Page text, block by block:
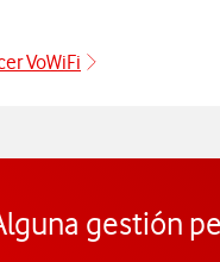
VoWiFi
gestión